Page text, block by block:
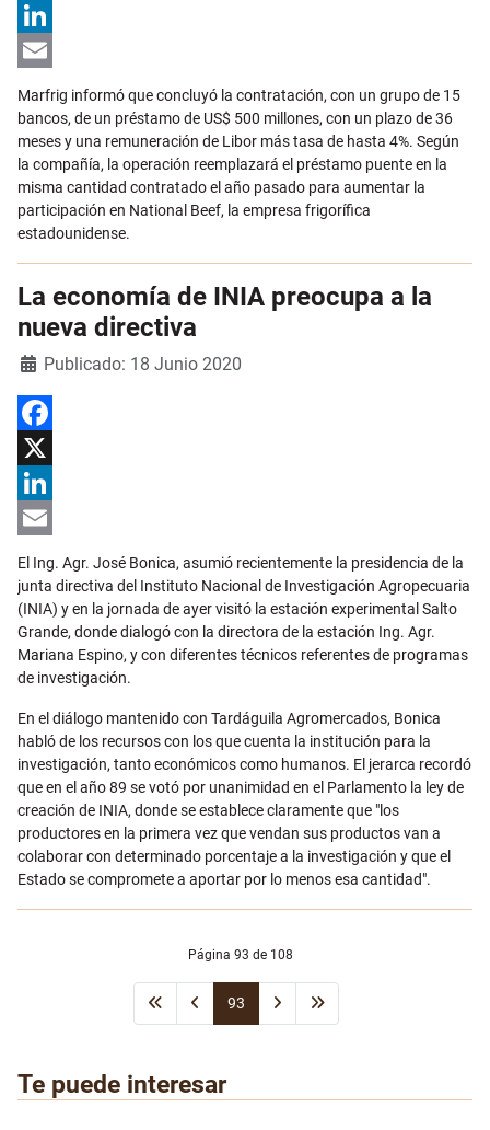
X
LinkedIn
Email
Marfrig informó que concluyó la contratación, con un grupo de 15
bancos, de un préstamo de US$ 500 millones, con un plazo de 36
meses y una remuneración de Libor más tasa de hasta 4%. Según
la compañía, la operación reemplazará el préstamo puente en la
misma cantidad contratado el año pasado para aumentar la
participación en National Beef, la empresa frigorífica
estadounidense.
La economía de INIA preocupa a la
nueva directiva
DetallesPublicado: 18 Junio 2020
Facebook
X
LinkedIn
Email
El Ing. Agr. José Bonica, asumió recientemente la presidencia de la
junta directiva del Instituto Nacional de Investigación Agropecuaria
(INIA) y en la jornada de ayer visitó la estación experimental Salto
Grande, donde dialogó con la directora de la estación Ing. Agr.
Mariana Espino, y con diferentes técnicos referentes de programas
de investigación.
En el diálogo mantenido con Tardáguila Agromercados, Bonica
habló de los recursos con los que cuenta la institución para la
investigación, tanto económicos como humanos. El jerarca recordó
que en el año 89 se votó por unanimidad en el Parlamento la ley de
creación de INIA, donde se establece claramente que "los
productores en la primera vez que vendan sus productos van a
colaborar con determinado porcentaje a la investigación y que el
Estado se compromete a aportar por lo menos esa cantidad".
Página 93 de 108
93
Te puede interesar